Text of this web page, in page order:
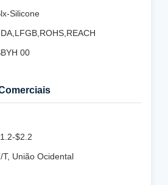
Silicone
00
$2.2
T, União Ocidental